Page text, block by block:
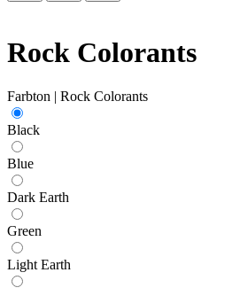
Rock Colorants
Farbton | Rock Colorants
Black
Blue
Dark Earth
Green
Light Earth